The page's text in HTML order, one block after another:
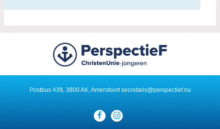
b
i
c
h
Postbus 439, 3800 AK, Amersfoortsecretaris@perspectief.nu